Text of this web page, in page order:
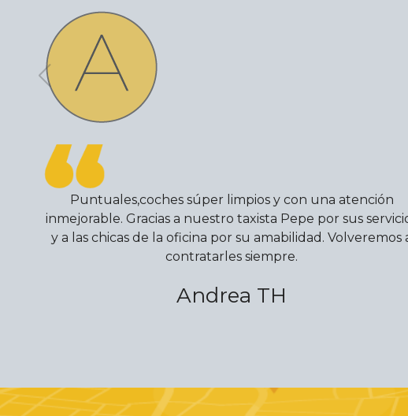
Puntuales,coches súper limpios y con una atención
inmejorable. Gracias a nuestro taxista Pepe por sus
y a las chicas de la oficina por su amabilidad. Volveremos
contratarles siempre.
Andrea TH